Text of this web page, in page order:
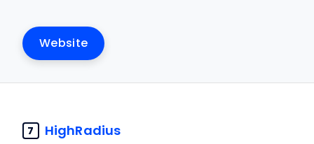
Website
7 HighRadius